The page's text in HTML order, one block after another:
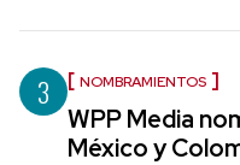
3 NOMBRAMIENTOS
WPP Media
México y